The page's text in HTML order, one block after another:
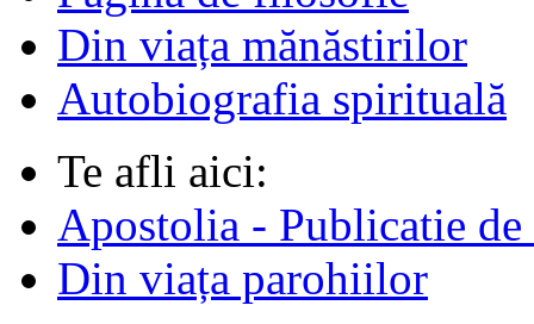
Din viața mănăstirilor
Autobiografia spirituală
Te afli aici:
Apostolia - Publicatie
Din viața parohiilor